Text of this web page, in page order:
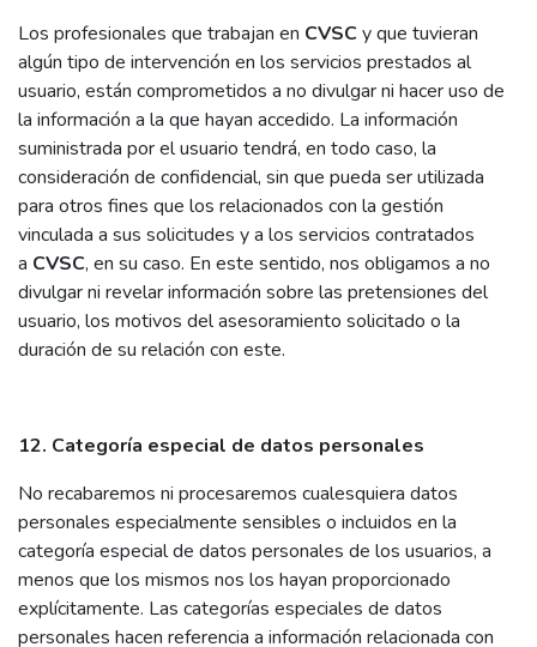
Los profesionales que trabajan en CVSCy que tuvieran
algún tipo de intervención en los servicios prestados al
usuario, están comprometidos a no divulgar ni hacer uso de
la información a la que hayan accedido. La información
suministrada por el usuario tendrá, en todo caso, la
consideración de confidencial, sin que pueda ser utilizada
para otros fines que los relacionados con la gestión
vinculada a sus solicitudes y a los servicios contratados
a CVSC, en su caso. En este sentido, nos obligamos a no
divulgar ni revelar información sobre las pretensiones del
usuario, los motivos del asesoramiento solicitado o la
duración de su relación con este.
12. Categoría especial de datos personales
No recabaremos ni procesaremos cualesquiera datos
personales especialmente sensibles o incluidos en la
categoría especial de datos personales de los usuarios, a
menos que los mismos nos los hayan proporcionado
explícitamente. Las categorías especiales de datos
personales hacen referencia a información relacionada con